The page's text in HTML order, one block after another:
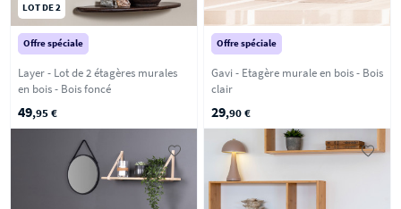
LOT DE 2
Offre spéciale
Layer - Lot de 2 étagères murales
en bois - Bois foncé
49,95 €
Offre spéciale
Gavi - Etagère murale en bois - Bois
clair
29,90 €